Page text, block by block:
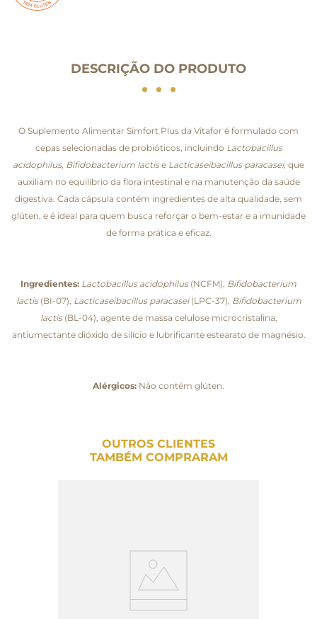
DESCRIÇÃO DO PRODUTO
O Suplemento Alimentar Simfort Plus da Vitafor é formulado com
cepas selecionadas de probióticos, incluindo Lactobacillus
acidophilus, Bifidobacterium lactise Lacticaseibacillus paracasei, que
auxiliam no equilíbrio da flora intestinal e na manutenção da saúde
digestiva. Cada cápsula contém ingredientes de alta qualidade, sem
glúten, e é ideal para quem busca reforçar o bem-estar e a imunidade
de forma prática e eficaz.
Ingredientes: Lactobacillus acidophilus(NCFM), Bifidobacterium
lactis(BI-07), Lacticaseibacillus paracasei(LPC-37), Bifidobacterium
lactis(BL-04), agente de massa celulose microcristalina,
antiumectante dióxido de silício e lubrificante estearato de magnésio.
Alérgicos: Não contém glúten.
OUTROS CLIENTES
TAMBÉM COMPRARAM